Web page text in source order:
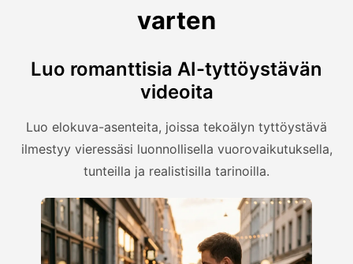
varten
Luo romanttisia AI-tyttöystävän
videoita
Luo elokuva-asenteita, joissa tekoälyn tyttöystävä
ilmestyy vieressäsi luonnollisella vuorovaikutuksella,
tunteilla ja realistisilla tarinoilla.